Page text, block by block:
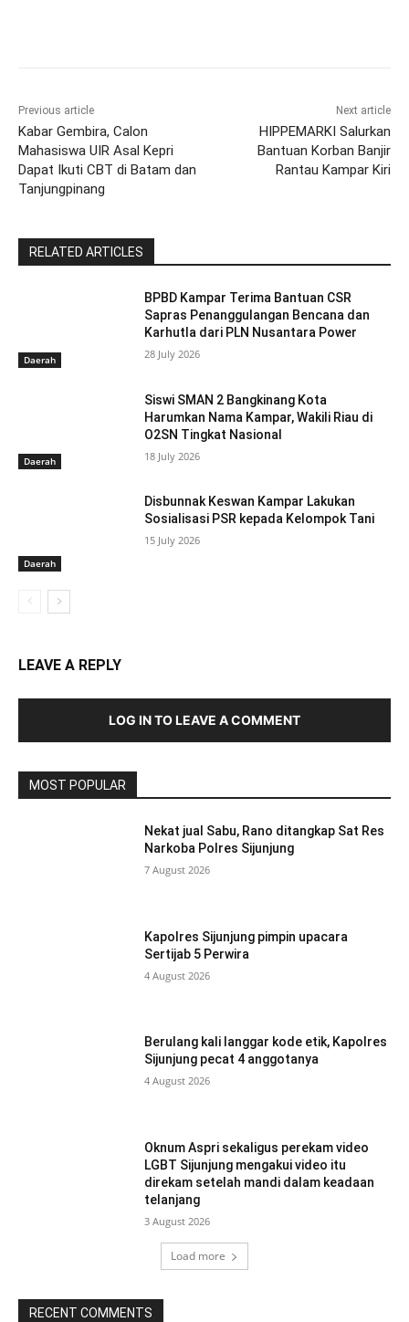
Previous article
Kabar Gembira, Calon
Mahasiswa UIR Asal Kepri
Dapat Ikuti CBT di Batam dan
Tanjungpinang
Next article
HIPPEMARKI Salurkan
Bantuan Korban Banjir
Rantau Kampar Kiri
RELATED ARTICLES
Daerah
BPBD Kampar Terima Bantuan CSR
Sapras Penanggulangan Bencana dan
Karhutla dari PLN Nusantara Power
28 July 2026
Daerah
Siswi SMAN 2 Bangkinang Kota
Harumkan Nama Kampar, Wakili Riau di
O2SN Tingkat Nasional
18 July 2026
Daerah
Disbunnak Keswan Kampar Lakukan
Sosialisasi PSR kepada Kelompok Tani
15 July 2026
LEAVE A REPLY
LOG IN TO LEAVE A COMMENT
MOST POPULAR
Nekat jual Sabu, Rano ditangkap Sat Res
Narkoba Polres Sijunjung
7 August 2026
Kapolres Sijunjung pimpin upacara
Sertijab 5 Perwira
4 August 2026
Berulang kali langgar kode etik, Kapolres
Sijunjung pecat 4 anggotanya
4 August 2026
Oknum Aspri sekaligus perekam video
LGBT Sijunjung mengakui video itu
direkam setelah mandi dalam keadaan
telanjang
3 August 2026
Load more
RECENT COMMENTS